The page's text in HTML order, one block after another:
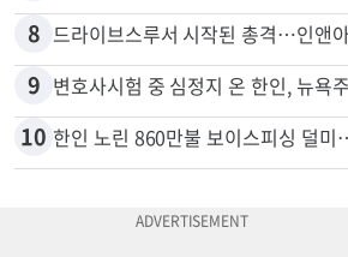
8 드라이브스루서 시작된 총격…인앤
9 변호사시험 중 심정지 온 한인, 뉴욕
10